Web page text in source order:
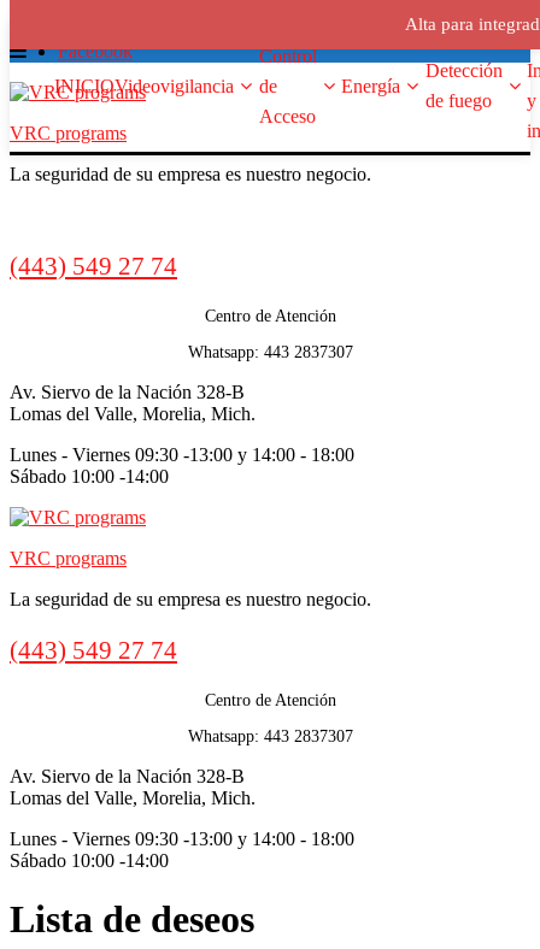
INICIOVideovigilancia
Control
de
Acceso
Energía
Detección
de fuego
y
to
to
Facebook
VRC programs
La seguridad de su empresa es nuestro negocio.
Call
(443) 549 27 74
Centro de Atención
Whatsapp: 443 2837307
Av. Siervo de la Nación 328-B
Lomas del Valle, Morelia, Mich.
Lunes - Viernes 09:30 -13:00 y 14:00 - 18:00
Sábado 10:00 -14:00
VRC programs
La seguridad de su empresa es nuestro negocio.
Call
(443) 549 27 74
Centro de Atención
Whatsapp: 443 2837307
Av. Siervo de la Nación 328-B
Lomas del Valle, Morelia, Mich.
Lunes - Viernes 09:30 -13:00 y 14:00 - 18:00
Sábado 10:00 -14:00
Lista de deseos
Alta para